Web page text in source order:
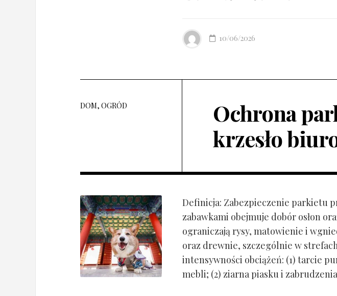
10/06/2026
DOM, OGRÓD
Ochrona
krzesło
Definicja: Zabezpieczenie parkietu
zabawkami obejmuje dobór osłon
ograniczają rysy, matowienie i
oraz drewnie, szczególnie w
intensywności obciążeń: (1) tarcie
mebli; (2) ziarna piasku i